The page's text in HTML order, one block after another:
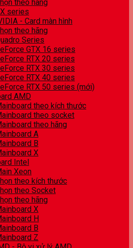
theo hãng
series
- Card màn hình
theo hãng
Series
GTX 16 series
RTX 20 series
RTX 30 series
RTX 40 series
RTX 50 series (mới)
AMD
theo kích thước
theo socket
theo hãng
A
B
X
Intel
Xeon
theo kích thước
theo Socket
theo hãng
X
H
B
Z